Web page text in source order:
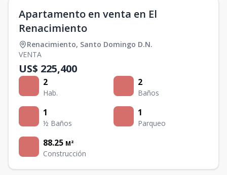
Apartamento en venta en El
Renacimiento
Renacimiento, Santo Domingo D.N.
VENTA
US$ 225,400
2
Hab.
2
Baños
1
½ Baños
1
Parqueo
88.25 M²
Construcción